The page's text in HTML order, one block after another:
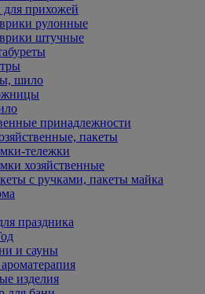
прихожей
рулонные
штучные
шило
принадлежности
пакеты
тележки
хозяйственные
с ручками, пакеты майка
праздника
и сауны
изделия